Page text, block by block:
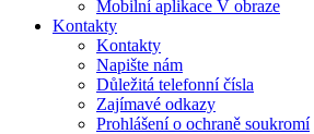
Mobilní aplikace V obraze
Kontakty
Kontakty
Napište nám
Důležitá telefonní čísla
Zajímavé odkazy
Prohlášení o ochraně soukromí